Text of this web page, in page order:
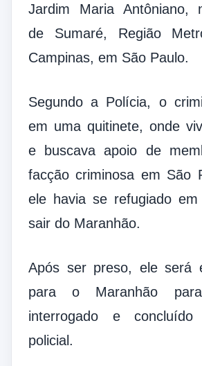
Jardim Maria Antôniano,
de Sumaré, Região
Campinas, em São Paulo.
Segundo a Polícia, o
em uma quitinete, onde
e buscava apoio de
facção criminosa em São
ele havia se refugiado
sair do Maranhão.
Após ser preso, ele será
para o Maranhão
interrogado e
policial.